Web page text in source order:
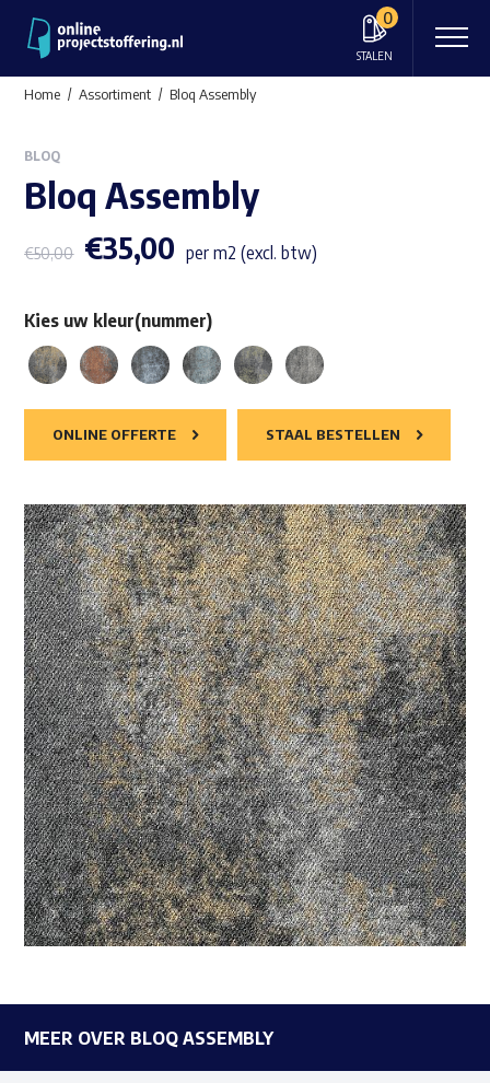
0
STALEN
Home Assortiment Bloq Assembly
BLOQ
Bloq Assembly
€50,00 €35,00 per m2 (excl. btw)
Kies uw kleur(nummer)
ONLINE OFFERTE STAAL BESTELLEN
MEER OVER BLOQ ASSEMBLY